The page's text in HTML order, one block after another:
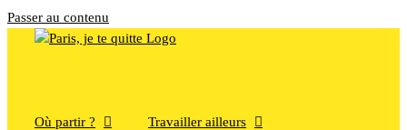
Passer au contenu
Où partir ? Travailler ailleurs